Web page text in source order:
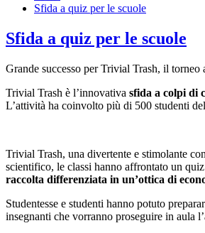
Sfida a quiz per le scuole
Sfida a quiz per le scuole
Grande successo per Trivial Trash, il
Trivial Trash è l’innovativa sfida a colpi di
L’attività ha coinvolto più di 500 studenti
Trivial Trash, una divertente e stimolante
scientifico, le classi hanno affrontato un
raccolta differenziata in un’ottica di
Studentesse e studenti hanno potuto
insegnanti che vorranno proseguire in aula